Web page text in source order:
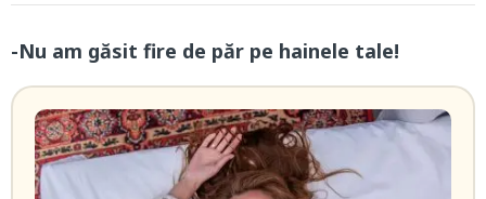
-Nu am găsit fire de păr pe hainele tale!